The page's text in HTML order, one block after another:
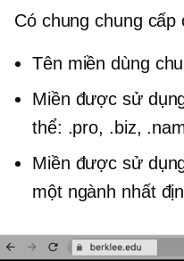
Có chung chung cấp
Tên miền dùng
Miền được sử
thể: .pro, .biz,
Miền được sử
một ngành nhất